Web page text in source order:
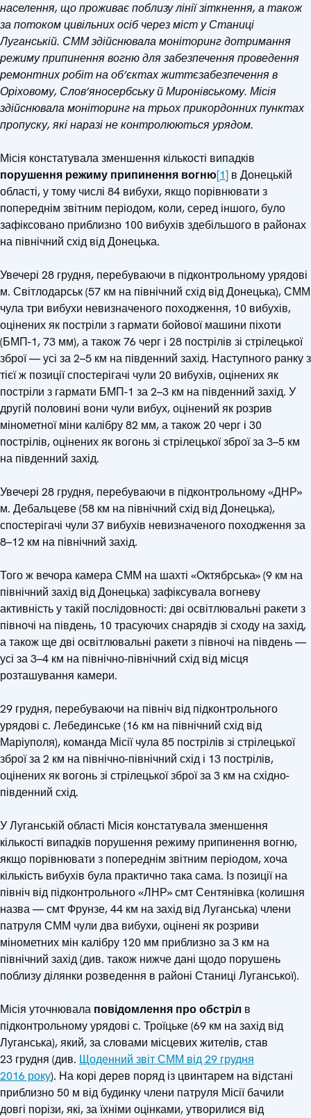
населення, що проживає поблизу лінії зіткнення, а також
за потоком цивільних осіб через міст у Станиці
Луганській. СММ здійснювала моніторинг дотримання
режиму припинення вогню для забезпечення проведення
ремонтних робіт на об’єктах життєзабезпечення в
Оріховому, Слов’яносербську й Миронівському. Місія
здійснювала моніторинг на трьох прикордонних пунктах
пропуску, які наразі не контролюються урядом.
Місія констатувала зменшення кількості випадків
порушення режиму припинення вогню[1] в Донецькій
області, у тому числі 84 вибухи, якщо порівнювати з
попереднім звітним періодом, коли, серед іншого, було
зафіксовано приблизно 100 вибухів здебільшого в районах
на північний схід від Донецька.
Увечері 28 грудня, перебуваючи в підконтрольному урядові
м. Світлодарськ (57 км на північний схід від Донецька), СММ
чула три вибухи невизначеного походження, 10 вибухів,
оцінених як постріли з гармати бойової машини піхоти
(БМП-1, 73 мм), а також 76 черг і 28 пострілів зі стрілецької
зброї — усі за 2–5 км на південний захід. Наступного ранку з
тієї ж позиції спостерігачі чули 20 вибухів, оцінених як
постріли з гармати БМП-1 за 2–3 км на південний захід. У
другій половині вони чули вибух, оцінений як розрив
мінометної міни калібру 82 мм, а також 20 черг і 30
пострілів, оцінених як вогонь зі стрілецької зброї за 3–5 км
на південний захід.
Увечері 28 грудня, перебуваючи в підконтрольному «ДНР»
м. Дебальцеве (58 км на північний схід від Донецька),
спостерігачі чули 37 вибухів невизначеного походження за
8–12 км на північний захід.
Того ж вечора камера СММ на шахті «Октябрська» (9 км на
північний захід від Донецька) зафіксувала вогневу
активність у такій послідовності: дві освітлювальні ракети з
півночі на південь, 10 трасуючих снарядів зі сходу на захід,
а також ще дві освітлювальні ракети з півночі на південь —
усі за 3–4 км на північно-північний схід від місця
розташування камери.
29 грудня, перебуваючи на північ від підконтрольного
урядові с. Лебединське (16 км на північний схід від
Маріуполя), команда Місії чула 85 пострілів зі стрілецької
зброї за 2 км на північно-північний схід і 13 пострілів,
оцінених як вогонь зі стрілецької зброї за 3 км на східно-
південний схід.
У Луганській області Місія констатувала зменшення
кількості випадків порушення режиму припинення вогню,
якщо порівнювати з попереднім звітним періодом, хоча
кількість вибухів була практично така сама. Із позиції на
північ від підконтрольного «ЛНР» смт Сентянівка (колишня
назва — смт Фрунзе, 44 км на захід від Луганська) члени
патруля СММ чули два вибухи, оцінені як розриви
мінометних мін калібру 120 мм приблизно за 3 км на
північний захід (див. також нижче дані щодо порушень
поблизу ділянки розведення в районі Станиці Луганської).
Місія уточнювала повідомлення про обстріл в
підконтрольному урядові с. Троїцьке (69 км на захід від
Луганська), який, за словами місцевих жителів, став
23 грудня (див. Щоденний звіт СММ від 29 грудня
2016 року). На корі дерев поряд із цвинтарем на відстані
приблизно 50 м від будинку члени патруля Місії бачили
довгі порізи, які, за їхніми оцінками, утворилися від